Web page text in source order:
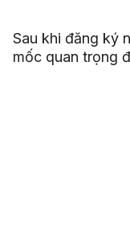
Sau khi đăng ký
mốc quan trọng